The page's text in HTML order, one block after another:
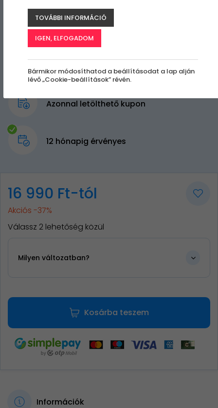
Azonnal letölthető kupon
12 hónapig érvényes
16 990 Ft-tól
Akciós -37%
Válassz 2 lehetőség közül
Milyen változatban?
Kosárba teszem
Információk
TOVÁBBI INFORMÁCIÓ
IGEN, ELFOGADOM
Bármikor módosíthatod a beállításodat a lap alján
lévő „Cookie-beállítások” révén.